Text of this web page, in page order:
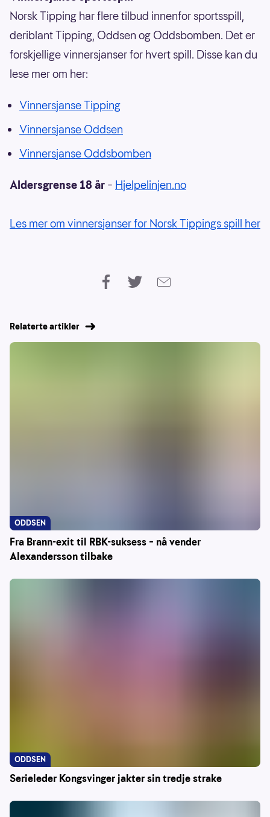
Norsk Tipping har flere tilbud innenfor sportsspill,
deriblant Tipping, Oddsen og Oddsbomben. Det er
forskjellige vinnersjanser for hvert spill. Disse kan du
lese mer om her:
Vinnersjanse Tipping
Vinnersjanse Oddsen
Vinnersjanse Oddsbomben
Aldersgrense 18 år – Hjelpelinjen.no
Les mer om vinnersjanser for Norsk Tippings spill her
Relaterte artikler
Fra Brann-exit til RBK-suksess – nå vender
Alexandersson tilbake
ODDSEN
Serieleder Kongsvinger jakter sin tredje strake
ODDSEN